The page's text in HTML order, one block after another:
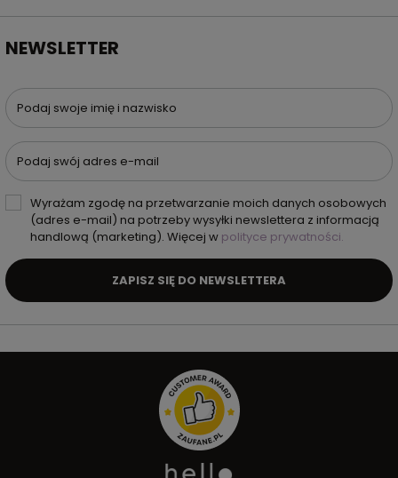
NEWSLETTER
Podaj swoje imię i nazwisko
Podaj swój adres e-mail
Wyrażam zgodę na przetwarzanie moich danych osobowych
(adres e-mail) na potrzeby wysyłki newslettera z informacją
handlową (marketing). Więcej w polityce prywatności.
ZAPISZ SIĘ DO NEWSLETTERA